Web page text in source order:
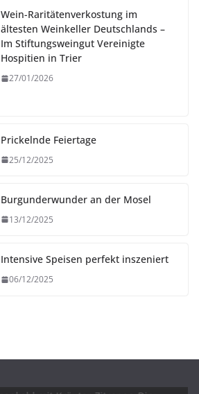
Wein-Raritätenverkostung im
ältesten Weinkeller Deutschlands –
Im Stiftungsweingut Vereinigte
Hospitien in Trier
27/01/2026
Prickelnde Feiertage
25/12/2025
Burgunderwunder an der Mosel
13/12/2025
Intensive Speisen perfekt inszeniert
06/12/2025